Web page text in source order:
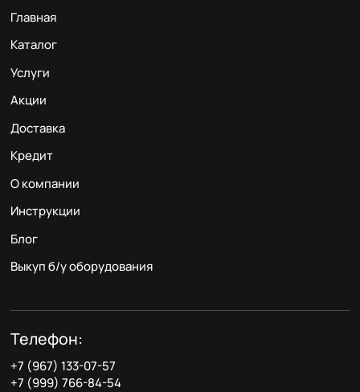
Главная
Каталог
Услуги
Акции
Доставка
Кредит
О компании
Инструкции
Блог
Выкуп б/у оборудования
Телефон:
+7 (967) 133-07-57
+7 (999) 766-84-54